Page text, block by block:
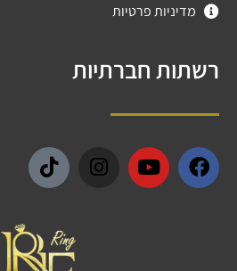
מדיניות פרטיות
רשתות חברתיות